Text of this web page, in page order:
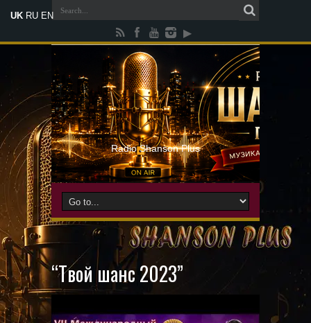
Radio Shanson Plus
“Твой шанс 2023”
UK RU EN